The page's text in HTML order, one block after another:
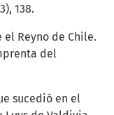
138.
el Reyno de Chile.
del
sucedió en el